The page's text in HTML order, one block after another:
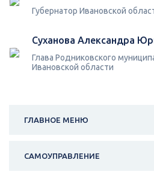
Губернатор Ивановской
Суханова Александра
Глава Родниковского
Ивановской области
ГЛАВНОЕ МЕНЮ
САМОУПРАВЛЕНИЕ